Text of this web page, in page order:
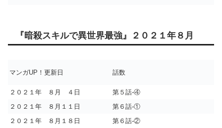
『暗殺スキルで異世界最強』２０２１年８月
マンガUP！更新日 話数
２０２１年 ８月 ４日
第５話-④
２０２１年 ８月１１日
第６話-①
２０２１年 ８月１８日
第６話-②